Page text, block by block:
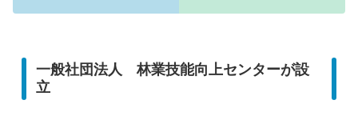
一般社団法人 林業技能向上センターが設
立